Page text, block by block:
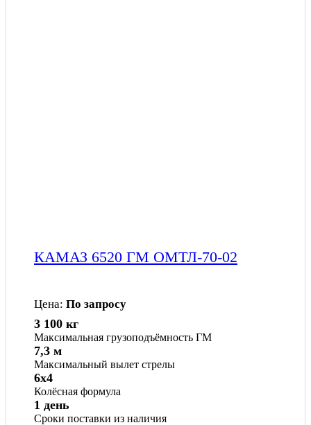
КАМАЗ 6520 ГМ ОМТЛ-70-02
Цена: По запросу
Максимальная грузоподъёмность ГМ
3 100 кг
Максимальный вылет стрелы
7,3 м
Колёсная формула
6x4
Сроки поставки из наличия
1 день